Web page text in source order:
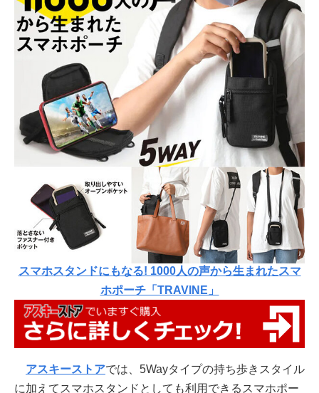
スマホスタンドにもなる! 1000人の声から生まれたスマ
ホポーチ「TRAVINE」
アスキーストアでは、5Wayタイプの持ち歩きスタイル
に加えてスマホスタンドとしても利用できるスマホポー